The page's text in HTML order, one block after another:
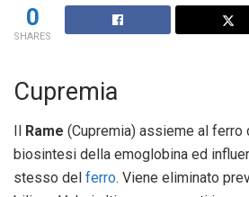
0
SHARES
Cupremia
Rame (Cupremia) assieme al ferro
biosintesi della emoglobina ed
stesso del ferro. Viene eliminato